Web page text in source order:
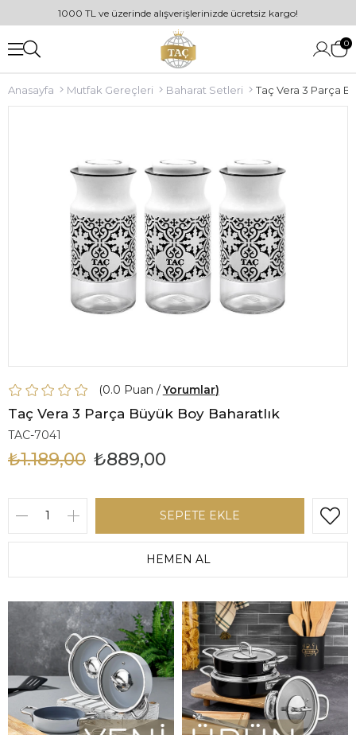
1000 TL ve üzerinde alışverişlerinizde ücretsiz kargo!
0
Anasayfa Mutfak Gereçleri Baharat Setleri Taç Vera 3 Parça
0.0 Yorumlar
Taç Vera 3 Parça Büyük Boy Baharatlık
TAC-7041
₺1.189,00 ₺889,00